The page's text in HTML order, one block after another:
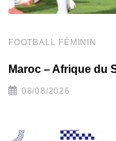
FOOTBALL FÉMININ
Maroc – Afrique du
08/08/2026